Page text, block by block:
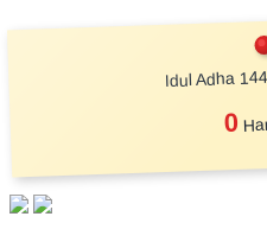
Idul Adha
0